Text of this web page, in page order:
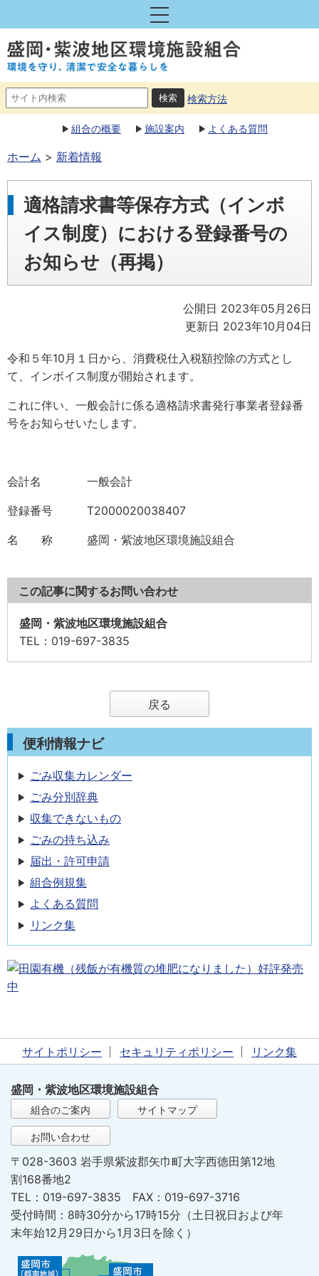
検索方法
組合の概要 施設案内 よくある質問
ホーム 新着情報
適格請求書等保存方式（インボ
イス制度）における登録番号の
お知らせ（再掲）
公開日 2023年05月26日
更新日 2023年10月04日
令和５年10月１日から、消費税仕入税額控除の方式とし
て、インボイス制度が開始されます。
これに伴い、一般会計に係る適格請求書発行事業者登録番
号をお知らせいたします。
会計名 一般会計
登録番号 T2000020038407
名 称 盛岡・紫波地区環境施設組合
この記事に関するお問い合わせ
盛岡・紫波地区環境施設組合
TEL ：019-697-3835
戻る
便利情報ナビ
ごみ収集カレンダー
ごみ分別辞典
収集できないもの
ごみの持ち込み
届出・許可申請
組合例規集
よくある質問
リンク集
サイトポリシー セキュリティポリシー リンク集
盛岡・紫波地区環境施設組合
組合のご案内 サイトマップ
お問い合わせ
〒028-3603 岩手県紫波郡矢巾町大字西徳田第12地
割168番地2
TEL：019-697-3835 FAX：019-697-3716
受付時間：8時30分から17時15分（土日祝日および年
末年始12月29日から1月3日を除く）